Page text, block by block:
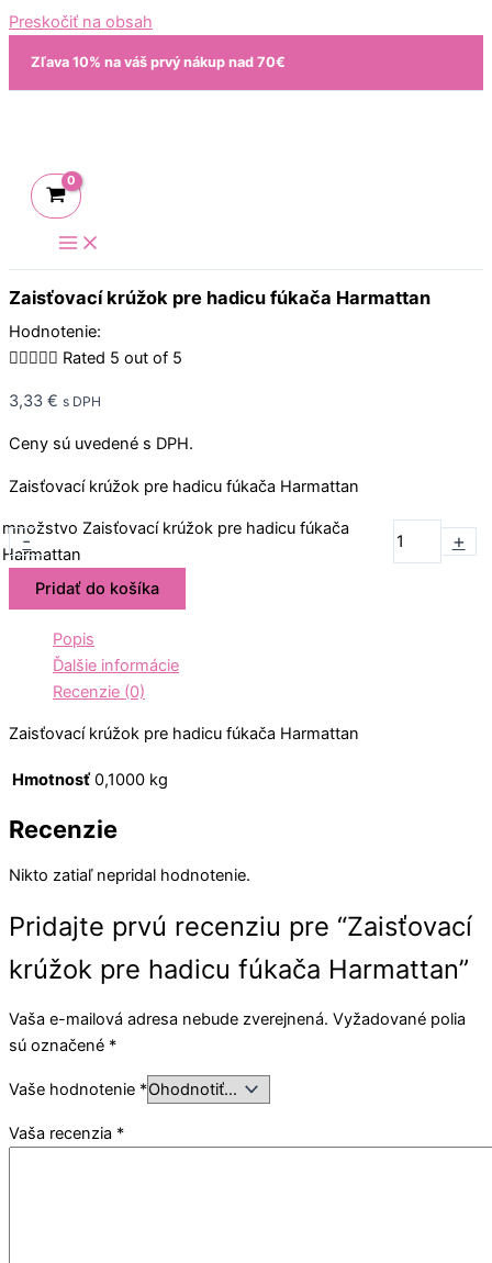
Preskočiť na obsah
Zľava 10% na váš prvý nákup nad 70€
Zaisťovací krúžok pre hadicu fúkača Harmattan
Hodnotenie:
 Rated 5 out of 5
3,33 € s DPH
Ceny sú uvedené s DPH.
Zaisťovací krúžok pre hadicu fúkača Harmattan
-
množstvo Zaisťovací krúžok pre hadicu fúkača
Harmattan
+
Pridať do košíka
Popis
Ďalšie informácie
Recenzie (0)
Zaisťovací krúžok pre hadicu fúkača Harmattan
Hmotnosť 0,1000 kg
Recenzie
Nikto zatiaľ nepridal hodnotenie.
Pridajte prvú recenziu pre “Zaisťovací
krúžok pre hadicu fúkača Harmattan”
Vaša e-mailová adresa nebude zverejnená. Vyžadované polia
sú označené *
Vaše hodnotenie *
Vaša recenzia *